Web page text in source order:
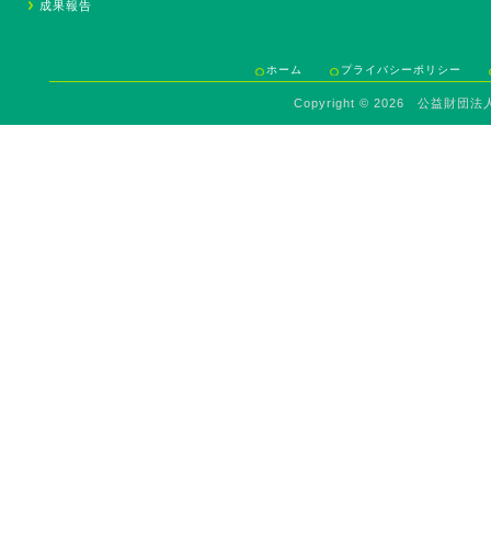
成果報告
ホーム プライバシーポリシー
Copyright ©2026 公益財団法